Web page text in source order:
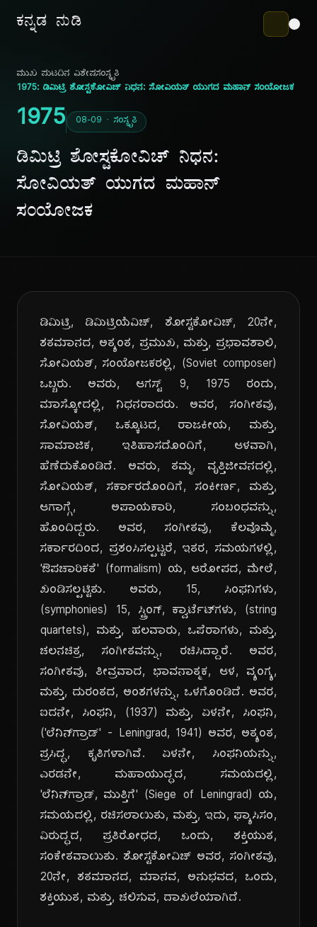
ಕನ್ನಡ ನುಡಿ
ಮುಖ ಪುಟದಿನ ವಿಶೇಷಸಂಸ್ಕೃತಿ
1975: ಡಿಮಿಟ್ರಿ ಶೋಸ್ಟಕೋವಿಚ್ ನಿಧನ: ಸೋವಿಯತ್ ಯುಗದ ಮಹಾನ್ ಸಂಯೋಜಕ
1975 08-09 · ಸಂಸ್ಕೃತಿ
ಡಿಮಿಟ್ರಿ ಶೋಸ್ಟಕೋವಿಚ್ ನಿಧನ:
ಸೋವಿಯತ್ ಯುಗದ ಮಹಾನ್
ಸಂಯೋಜಕ
ಡಿಮಿಟ್ರಿ, ಡಿಮಿಟ್ರಿಯೆವಿಚ್, ಶೋಸ್ಟಕೋವಿಚ್, 20ನೇ,
ಶತಮಾನದ, ಅತ್ಯಂತ, ಪ್ರಮುಖ, ಮತ್ತು, ಪ್ರಭಾವಶಾಲಿ,
ಸೋವಿಯತ್, ಸಂಯೋಜಕರಲ್ಲಿ, (Soviet composer)
ಒಬ್ಬರು. ಅವರು, ಆಗಸ್ಟ್ 9, 1975 ರಂದು,
ಮಾಸ್ಕೋದಲ್ಲಿ, ನಿಧನರಾದರು. ಅವರ, ಸಂಗೀತವು,
ಸೋವಿಯತ್, ಒಕ್ಕೂಟದ, ರಾಜಕೀಯ, ಮತ್ತು,
ಸಾಮಾಜಿಕ, ಇತಿಹಾಸದೊಂದಿಗೆ, ಆಳವಾಗಿ,
ಹೆಣೆದುಕೊಂಡಿದೆ. ಅವರು, ತಮ್ಮ, ವೃತ್ತಿಜೀವನದಲ್ಲಿ,
ಸೋವಿಯತ್, ಸರ್ಕಾರದೊಂದಿಗೆ, ಸಂಕೀರ್ಣ, ಮತ್ತು,
ಆಗಾಗ್ಗೆ, ಅಪಾಯಕಾರಿ, ಸಂಬಂಧವನ್ನು,
ಹೊಂದಿದ್ದರು. ಅವರ, ಸಂಗೀತವು, ಕೆಲವೊಮ್ಮೆ,
ಸರ್ಕಾರದಿಂದ, ಪ್ರಶಂಸಿಸಲ್ಪಟ್ಟರೆ, ಇತರ, ಸಮಯಗಳಲ್ಲಿ,
'ಔಪಚಾರಿಕತೆ' (formalism) ಯ, ಆರೋಪದ, ಮೇಲೆ,
ಖಂಡಿಸಲ್ಪಟ್ಟಿತು. ಅವರು, 15, ಸಿಂಫನಿಗಳು,
(symphonies) 15, ಸ್ಟ್ರಿಂಗ್, ಕ್ವಾರ್ಟೆಟ್‌ಗಳು, (string
quartets), ಮತ್ತು, ಹಲವಾರು, ಒಪೆರಾಗಳು, ಮತ್ತು,
ಚಲನಚಿತ್ರ, ಸಂಗೀತವನ್ನು, ರಚಿಸಿದ್ದಾರೆ. ಅವರ,
ಸಂಗೀತವು, ತೀವ್ರವಾದ, ಭಾವನಾತ್ಮಕ, ಆಳ, ವ್ಯಂಗ್ಯ,
ಮತ್ತು, ದುರಂತದ, ಅಂಶಗಳನ್ನು, ಒಳಗೊಂಡಿದೆ. ಅವರ,
ಐದನೇ, ಸಿಂಫನಿ, (1937) ಮತ್ತು, ಏಳನೇ, ಸಿಂಫನಿ,
('ಲೆನಿನ್‌ಗ್ರಾಡ್' - Leningrad, 1941) ಅವರ, ಅತ್ಯಂತ,
ಪ್ರಸಿದ್ಧ, ಕೃತಿಗಳಾಗಿವೆ. ಏಳನೇ, ಸಿಂಫನಿಯನ್ನು,
ಎರಡನೇ, ಮಹಾಯುದ್ಧದ, ಸಮಯದಲ್ಲಿ,
'ಲೆನಿನ್‌ಗ್ರಾಡ್, ಮುತ್ತಿಗೆ' (Siege of Leningrad) ಯ,
ಸಮಯದಲ್ಲಿ, ರಚಿಸಲಾಯಿತು, ಮತ್ತು, ಇದು, ಫ್ಯಾಸಿಸಂ,
ವಿರುದ್ಧದ, ಪ್ರತಿರೋಧದ, ಒಂದು, ಶಕ್ತಿಯುತ,
ಸಂಕೇತವಾಯಿತು. ಶೋಸ್ಟಕೋವಿಚ್ ಅವರ, ಸಂಗೀತವು,
20ನೇ, ಶತಮಾನದ, ಮಾನವ, ಅನುಭವದ, ಒಂದು,
ಶಕ್ತಿಯುತ, ಮತ್ತು, ಚಲಿಸುವ, ದಾಖಲೆಯಾಗಿದೆ.